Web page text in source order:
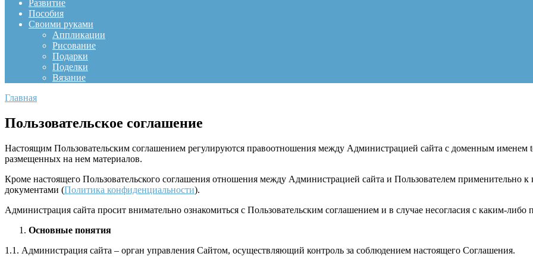
Развитие
Пособия
Своими руками
Аппликации
Рисование
Подарки
Поделки
Вязание
Главная
Пользовательское соглашение
Настоящим Пользовательским соглашением регулируются правоотношения между Администрацией сайта с доменным именем
размещенных на нем материалов.
Кроме настоящего Пользовательского соглашения отношения между Администрацией сайта и Пользователем
документами (Политика конфиденциальности).
Администрация сайта просит внимательно ознакомиться с Пользовательским соглашением и в случае несогласия с каким-
Основные понятия
1.1. Администрация сайта – орган управления Сайтом, осуществляющий контроль за соблюдением настоящего Соглашения.